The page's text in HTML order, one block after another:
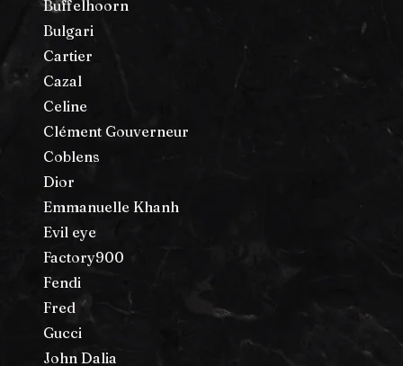
Buffelhoorn
Bulgari
Cartier
Cazal
Celine
Clément Gouverneur
Coblens
Dior
Emmanuelle Khanh
Evil eye
Factory900
Fendi
Fred
Gucci
John Dalia